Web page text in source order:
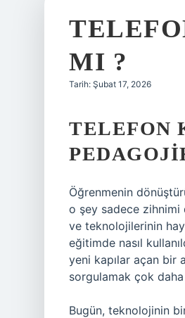
MI ?
Tarih: Şubat 17, 2026
TELEFON
Öğrenmenin
o şey sadece zihnimi
ve teknolojilerinin
eğitimde nasıl
yeni kapılar açan bir
sorgulamak çok
Bugün, teknolojinin